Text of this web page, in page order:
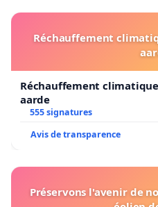
Réchauffement
Réchauffement
aarde
555 signatures
Avis de transparence
Préservons l'avenir de